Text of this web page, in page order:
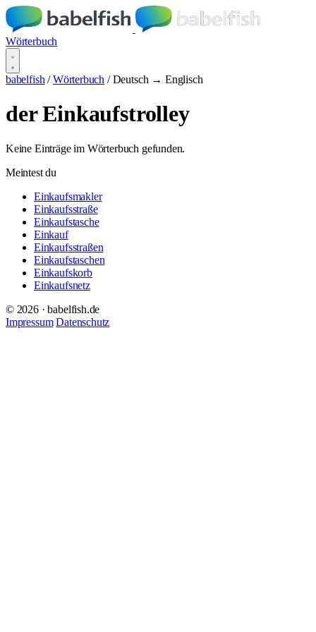
Wörterbuch
babelfish / Wörterbuch / Deutsch → Englisch
der Einkaufstrolley
Keine Einträge im Wörterbuch gefunden.
Meintest du
Einkaufsmakler
Einkaufsstraße
Einkaufstasche
Einkauf
Einkaufsstraßen
Einkaufstaschen
Einkaufskorb
Einkaufsnetz
© 2026 · babelfish.de
Impressum Datenschutz